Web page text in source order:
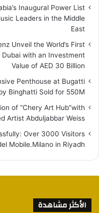
Inaugural Power List
Leaders in the Middle
East
Unveil the World’s First
with an Investment
Value of AED 30 Billion
Penthouse at Bugatti
Binghatti Sold for 550M
of “Chery Art Hub”with
Artist Abduljabbar Weiss
Over 3000 Visitors
Mobile.Milano in Riyadh
الأكثر مشاهدة